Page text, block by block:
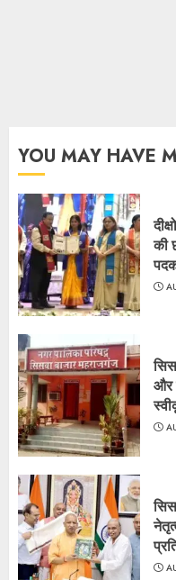
YOU MAY HAVE
की
और